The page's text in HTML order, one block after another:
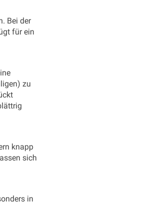
Bei der
für ein
zu
knapp
sich
in